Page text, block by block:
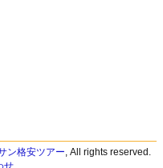
ン格安ツアー, All rights reserved.
せ